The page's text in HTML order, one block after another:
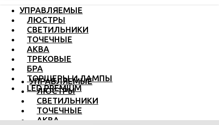
УПРАВЛЯЕМЫЕ
ЛЮСТРЫ
СВЕТИЛЬНИКИ
ТОЧЕЧНЫЕ
АКВА
ТРЕКОВЫЕ
БРА
ТОРШЕРЫ И ЛАМПЫ
LED PREMIUM
УПРАВЛЯЕМЫЕ
ЛЮСТРЫ
СВЕТИЛЬНИКИ
ТОЧЕЧНЫЕ
АКВА